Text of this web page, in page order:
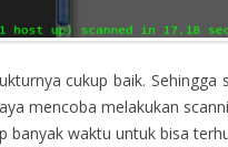
cukup baik. Sehingga
mencoba melakukan
banyak waktu untuk bisa